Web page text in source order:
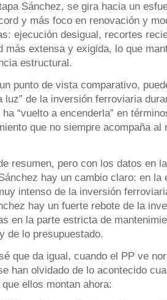
Sánchez, se gira hacia un
y más foco en renovación y
ejecución desigual, recortes
más extensa y exigida, lo que
estructural.
punto de vista comparativo,
luz” de la inversión ferroviaria
ha “vuelto a encenderla” en
que no siempre acompaña
resumen, pero con los datos en
hay un cambio claro: en la
intenso de la inversión
hay un fuerte rebote de la
en la parte estricta de
de lo presupuestado.
que da igual, cuando el PP ve
han olvidado de lo acontecido
ellos montan ahora: